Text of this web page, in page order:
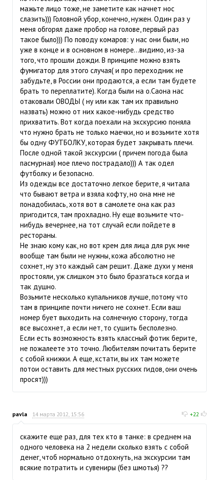
мажьте лицо тоже, не заметите как начнет нос
слазить))) Головной убор, конечно, нужен. Один раз у
меня обгорял даже пробор на голове, первый раз
такое было))) По поводу комаров: у нас они были, но
уже в конце и в основном в номере...видимо, из-за
того, что прошли дожди. В принципе можно взять
фумигатор для этого случая( и про переходник не
забудьте, в России они продаются, а если там будете
брать то переплатите). Когда были на о.Саона нас
отаковали ОВОДЫ ( ну или как там их правильно
назвать) можно от них какое-нибудь средство
прихватить. Вот когда поехали на экскурсию поняла
что нужно брать не только маечки, но и возьмите хотя
бы одну ФУТБОЛКУ, которая будет закрывать плечи.
После одной такой экскурсии ( причем погода была
пасмурная) мое плечо пострадало))) А так одел
футболку и безопасно.
Из одежды все достаточно легкое берите, я читала
что бывают ветра и взяла кофту, но она мне не
понадобилась, хотя вот в самолете она как раз
пригодится, там прохладно. Ну еще возьмите что-
нибудь вечернее, на тот случай если пойдете в
рестораны.
Не знаю кому как, но вот крем для лица для рук мне
вообще там были не нужны, кожа абсолютно не
сохнет, ну это каждый сам решит. Даже духи у меня
простояли, уж слишком это было бразгаться когда и
так душно.
Возьмите несколько купальников лучше, потому что
там в принципе почти ничего не сохнет. Если ваш
номер бует выходить на солнечную сторону, тогда
все высохнет, а если нет, то сушить бесполезно.
Если есть возможность взять классный фотик берите,
не пожалеете это точно. Любителям почитать берите
с собой книжки. А еще, кстати, вы их там можете
потои оставить для местных русских гидов, они очень
просят)))
pavla 14 марта 2012, 15:56 +22
скажите еще раз, для тех кто в танке: в среднем на
одного человека на 2 недели сколько взять с собой
денег, чтоб нормально отдохнуть, на экскурсии там
всякие потратить и сувениры (без шмотья) ??